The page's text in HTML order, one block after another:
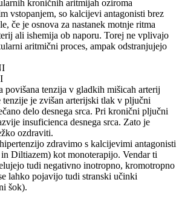
kroničnih aritmijah oziroma
vstopanjem, so kalcijevi antagonisti brez
če je osnova za nastanek motnje ritma
ali ishemija ob naporu. Torej ne vplivajo
aritmični proces, ampak odstranjujejo
povišana tenzija v gladkih mišicah arterij
je zvišan arterijski tlak v pljučni
delo desnega srca. Pri kronični pljučni
insuficienca desnega srca. Zato je
ozdraviti.
zdravimo s kalcijevimi antagonisti
Diltiazem) kot monoterapijo. Vendar ti
tudi negativno inotropno, kromotropno
lahko pojavijo tudi stranski učinki
šok).